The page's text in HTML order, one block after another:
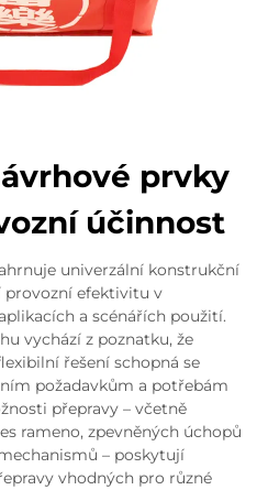
prvky
účinnost
univerzální konstrukční
provozní efektivitu v
a scénářích použití.
vychází z poznatku, že
řešení schopná se
požadavkům a potřebám
přepravy – včetně
rameno, zpevněných úchopů
– poskytují
vhodných pro různé